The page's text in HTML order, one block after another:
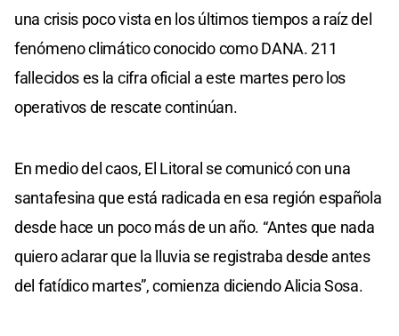
una crisis poco vista en los últimos tiempos a raíz del
fenómeno climático conocido como DANA. 211
fallecidos es la cifra oficial a este martes pero los
operativos de rescate continúan.
En medio del caos, El Litoral se comunicó con una
santafesina que está radicada en esa región española
desde hace un poco más de un año. “Antes que nada
quiero aclarar que la lluvia se registraba desde antes
del fatídico martes”, comienza diciendo Alicia Sosa.